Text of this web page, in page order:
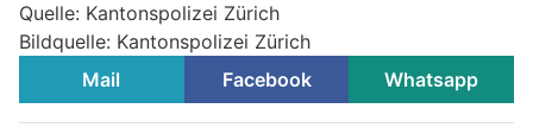
Quelle: Kantonspolizei Zürich
Bildquelle: Kantonspolizei Zürich
Mail
Facebook Whatsapp